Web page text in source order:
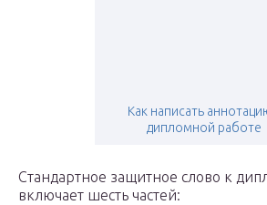
Как написать
дипломной работе
Стандартное защитное слово к
включает шесть частей: